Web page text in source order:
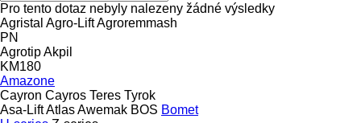
Pro tento dotaz nebyly nalezeny žádné výsledky
Agristal Agro-LiftAgroremmash
PN
AgrotipAkpil
KM180
Amazone
Cayron Cayros Teres Tyrok
Asa-LiftAtlasAwemak BOS Bomet